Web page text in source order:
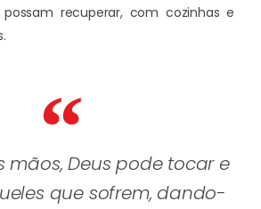
recuperar, com cozinhas e
mãos, Deus pode tocar e
que sofrem, dando-